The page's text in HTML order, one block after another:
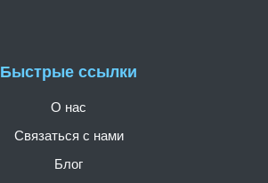
Быстрые ссылки
О нас
Связаться с нами
Блог